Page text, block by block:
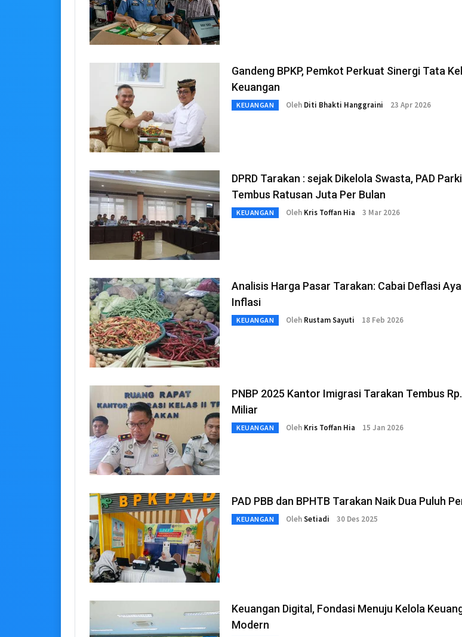
Gandeng BPKP, Pemkot Perkuat Sinergi Tata
Keuangan
KEUANGAN Oleh Diti Bhakti Hanggraini 23 Apr 2026
DPRD Tarakan : sejak Dikelola Swasta, PAD
Tembus Ratusan Juta Per Bulan
KEUANGAN Oleh Kris Toffan Hia 3 Mar 2026
Analisis Harga Pasar Tarakan: Cabai Deflasi
Inflasi
KEUANGAN Oleh Rustam Sayuti 18 Feb 2026
PNBP 2025 Kantor Imigrasi Tarakan Tembus
Miliar
KEUANGAN Oleh Kris Toffan Hia 15 Jan 2026
PAD PBB dan BPHTB Tarakan Naik Dua Puluh
KEUANGAN OlehSetiadi 30 Des 2025
Keuangan Digital, Fondasi Menuju Kelola
Modern